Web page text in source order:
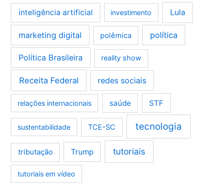
inteligência artificial investimento Lula
marketing digital polêmica política
Política Brasileira reality show
Receita Federal redes sociais
relações internacionais saúde STF
sustentabilidade TCE-SC tecnologia
tributação Trump tutoriais
tutoriais em vídeo